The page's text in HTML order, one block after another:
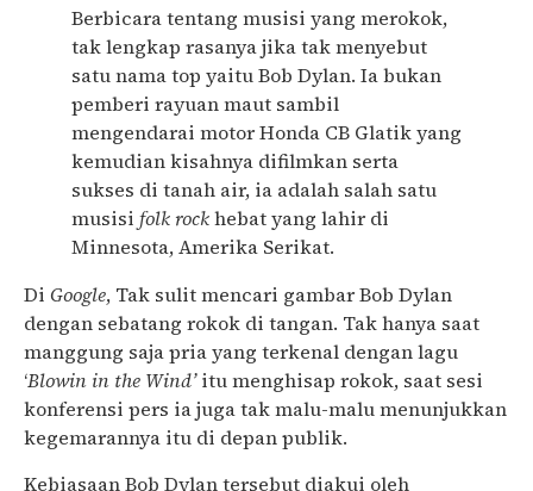
Berbicara tentang musisi yang merokok,
tak lengkap rasanya jika tak menyebut
satu nama top yaitu Bob Dylan. Ia bukan
pemberi rayuan maut sambil
mengendarai motor Honda CB Glatik yang
kemudian kisahnya difilmkan serta
sukses di tanah air, ia adalah salah satu
musisi folk rockhebat yang lahir di
Minnesota, Amerika Serikat.
Di Google, Tak sulit mencari gambar Bob Dylan
dengan sebatang rokok di tangan. Tak hanya saat
manggung saja pria yang terkenal dengan lagu
‘Blowin in the Wind’itu menghisap rokok, saat sesi
konferensi pers ia juga tak malu-malu menunjukkan
kegemarannya itu di depan publik.
Kebiasaan Bob Dylan tersebut diakui oleh